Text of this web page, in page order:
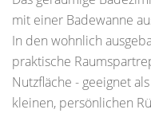
mit einer Badewanne
In den wohnlich
praktische
Nutzfläche - geeignet
kleinen, persönlichen